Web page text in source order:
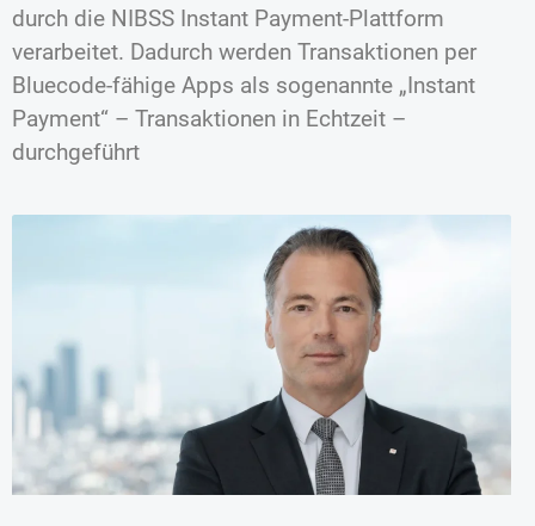
durch die NIBSS Instant Payment-Plattform
verarbeitet. Dadurch werden Transaktionen per
Bluecode-fähige Apps als sogenannte „Instant
Payment“ – Transaktionen in Echtzeit –
durchgeführt